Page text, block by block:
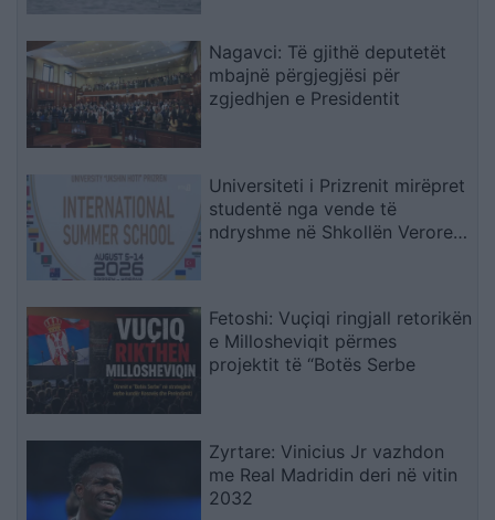
Nagavci: Të gjithë deputetët
mbajnë përgjegjësi për
zgjedhjen e Presidentit
Universiteti i Prizrenit mirëpret
studentë nga vende të
ndryshme në Shkollën Verore
Fetoshi: Vuçiqi ringjall retorikën
e Millosheviqit përmes
projektit të “Botës Serbe
Zyrtare: Vinicius Jr vazhdon
me Real Madridin deri në vitin
2032